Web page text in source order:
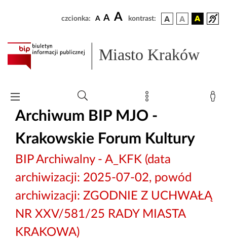
czcionka: A A A kontrast:
Miasto Kraków
Archiwum BIP MJO -
Krakowskie Forum Kultury
BIP Archiwalny - A_KFK (data
archiwizacji: 2025-07-02, powód
archiwizacji: ZGODNIE Z UCHWAŁĄ
NR XXV/581/25 RADY MIASTA
KRAKOWA)